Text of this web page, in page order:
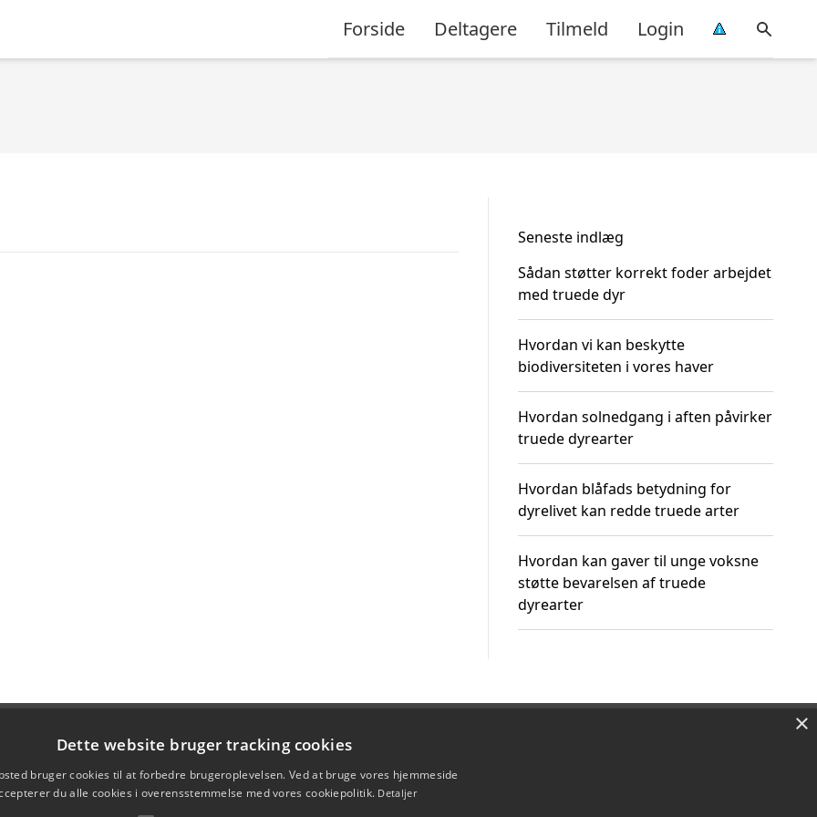
Forside Deltagere Tilmeld Login
Seneste indlæg
Sådan støtter korrekt foder arbejdet
med truede dyr
Hvordan vi kan beskytte
biodiversiteten i vores haver
Hvordan solnedgang i aften påvirker
truede dyrearter
Hvordan blåfads betydning for
dyrelivet kan redde truede arter
Hvordan kan gaver til unge voksne
støtte bevarelsen af truede
dyrearter
×
Dette website bruger tracking cookies
bruger cookies til at forbedre brugeroplevelsen. Ved at bruge vores hjemmeside
du alle cookies i overensstemmelse med vores cookiepolitik. Detaljer